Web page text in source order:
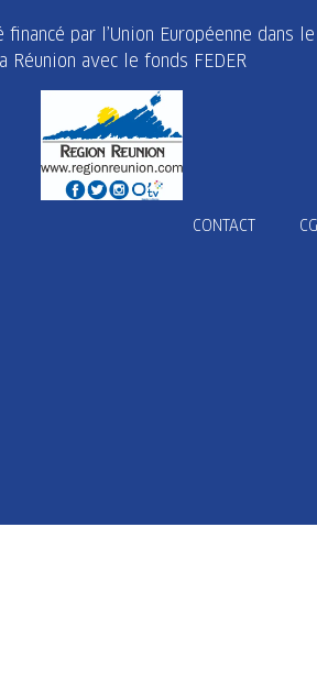
par l’Union Européenne dans
Réunion avec le fonds FEDER
CONTACT